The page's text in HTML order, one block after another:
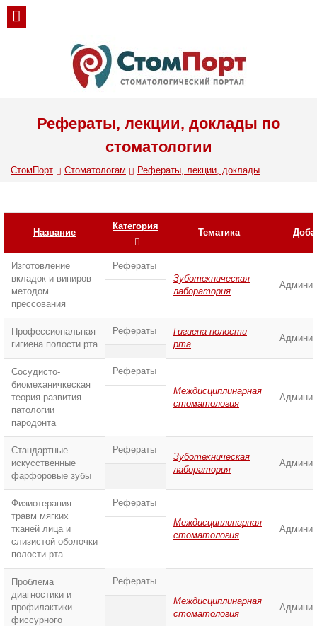
Рефераты, лекции, доклады по
стоматологии
СтомПорт Стоматологам Рефераты, лекции, доклады
Название
Категория
Тематика
Изготовление
вкладок и виниров
методом
прессования
Рефераты
Зуботехническая
лаборатория
Профессиональная
гигиена полости рта
Рефераты
Гигиена полости
рта
Сосудисто-
биомеханичкеская
теория развития
патологии
пародонта
Рефераты
Междисциплинарная
стоматология
Стандартные
искусственные
фарфоровые зубы
Рефераты
Зуботехническая
лаборатория
Физиотерапия
травм мягких
тканей лица и
слизистой оболочки
полости рта
Рефераты
Междисциплинарная
стоматология
Проблема
диагностики и
профилактики
фиссурного
Рефераты
Междисциплинарная
стоматология